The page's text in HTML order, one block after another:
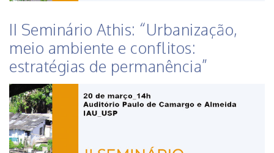
II Seminário Athis: “Urbanização,
meio ambiente e conflitos:
estratégias de permanência”